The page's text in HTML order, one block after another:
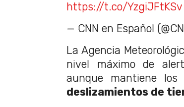
https://t.co/YzgiJFtKSv
— CNN en Español
La Agencia
nivel máximo de
aunque mantiene los
deslizamientos de